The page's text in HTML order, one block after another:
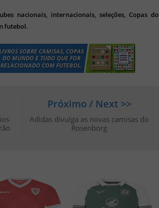
nacionais, internacionais, seleções, Copas do
futebol.
Próximo / Next >>
Adidas divulga as novas camisas do
Rosenborg